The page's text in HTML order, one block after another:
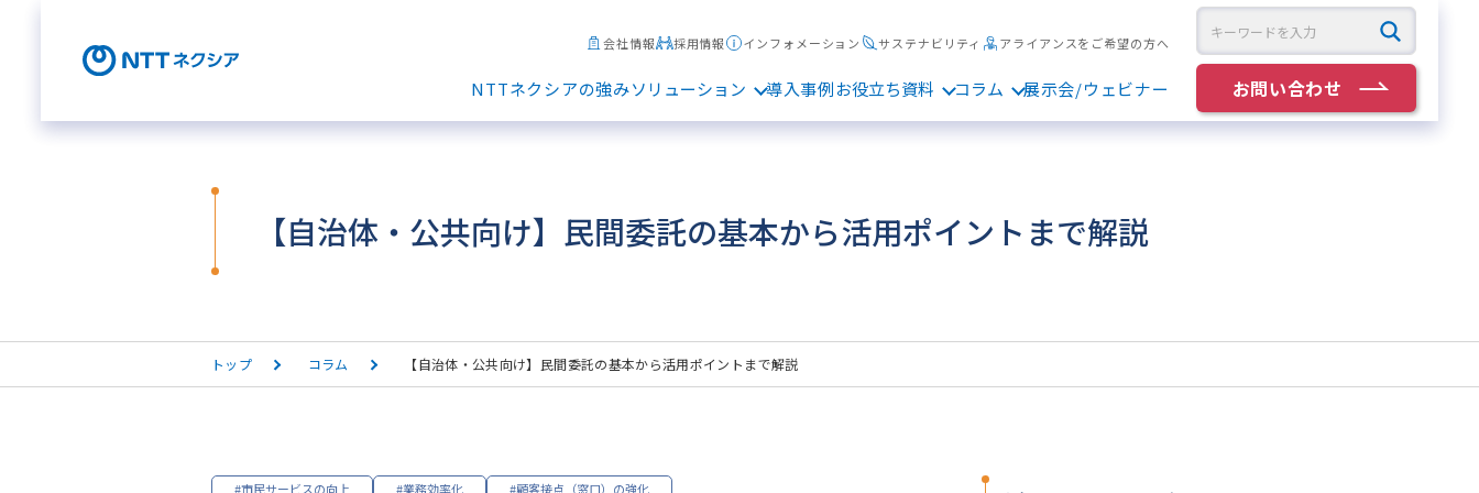
NTTネクシアの強みソリューション 導入事例お役立ち資料 コラム 展示会/ウェビナー
会社情報 採用情報 インフォメーション サステナビリティ アライアンスをご希望の方へ
お問い合わせ
【自治体・公共向け】民間委託の基本から活用ポイントまで解説
トップ コラム 【自治体・公共向け】民間委託の基本から活用ポイントまで解説
#市民サービスの向上 #業務効率化 #顧客接点（窓口）の強化